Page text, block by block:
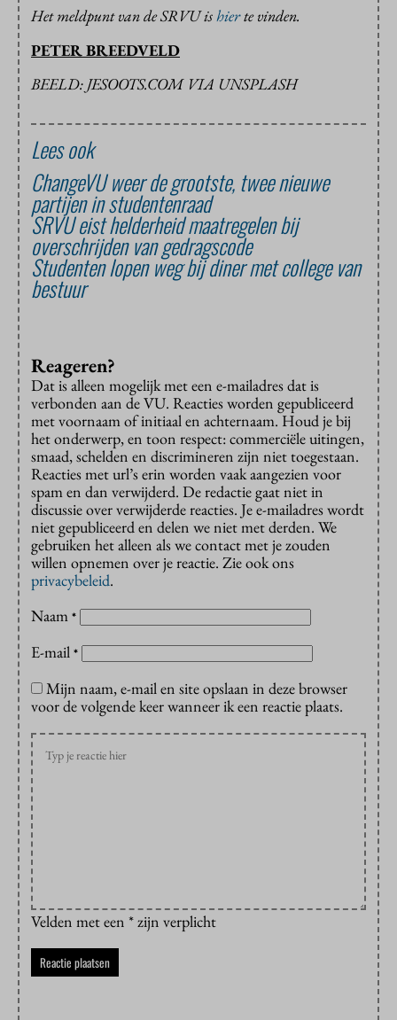
Het meldpunt van de SRVU is hierte vinden.
PETER BREEDVELD
BEELD: JESOOTS.COM VIA UNSPLASH
Lees ook
ChangeVU weer de grootste, twee nieuwe
partijen in studentenraad
SRVU eist helderheid maatregelen bij
overschrijden van gedragscode
Studenten lopen weg bij diner met college van
bestuur
Reageren?
Dat is alleen mogelijk met een e-mailadres dat is
verbonden aan de VU. Reacties worden gepubliceerd
met voornaam of initiaal en achternaam. Houd je bij
het onderwerp, en toon respect: commerciële uitingen,
smaad, schelden en discrimineren zijn niet toegestaan.
Reacties met url’s erin worden vaak aangezien voor
spam en dan verwijderd. De redactie gaat niet in
discussie over verwijderde reacties. Je e-mailadres wordt
niet gepubliceerd en delen we niet met derden. We
gebruiken het alleen als we contact met je zouden
willen opnemen over je reactie. Zie ook ons
privacybeleid.
Naam *
E-mail *
Mijn naam, e-mail en site opslaan in deze browser
voor de volgende keer wanneer ik een reactie plaats.
Velden met een * zijn verplicht